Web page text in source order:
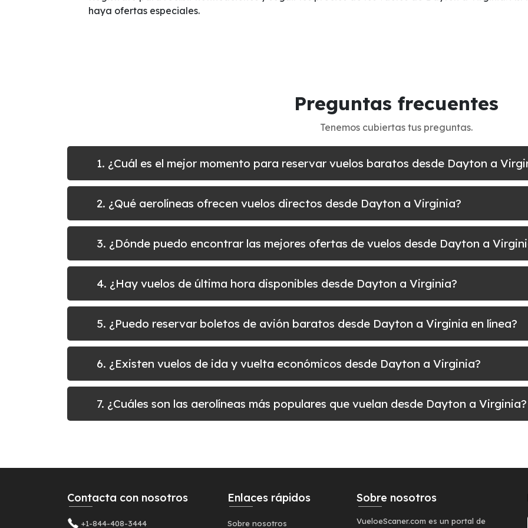
haya ofertas especiales.
Preguntas frecuentes
Tenemos cubiertas tus preguntas.
1. ¿Cuál es el mejor momento para reservar vuelos baratos desde Dayton a
2. ¿Qué aerolíneas ofrecen vuelos directos desde Dayton a Virginia?
3. ¿Dónde puedo encontrar las mejores ofertas de vuelos desde Dayton a
4. ¿Hay vuelos de última hora disponibles desde Dayton a Virginia?
5. ¿Puedo reservar boletos de avión baratos desde Dayton a Virginia en línea?
6. ¿Existen vuelos de ida y vuelta económicos desde Dayton a Virginia?
7. ¿Cuáles son las aerolíneas más populares que vuelan desde Dayton a Virginia?
Contacta con nosotros
+1-844-408-3444
Enlaces rápidos
Sobre nosotros
Sobre nosotros
VueloeScaner.com es un portal de